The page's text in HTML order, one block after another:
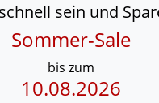
sein und
Sommer-Sale
bis zum
10.08.2026